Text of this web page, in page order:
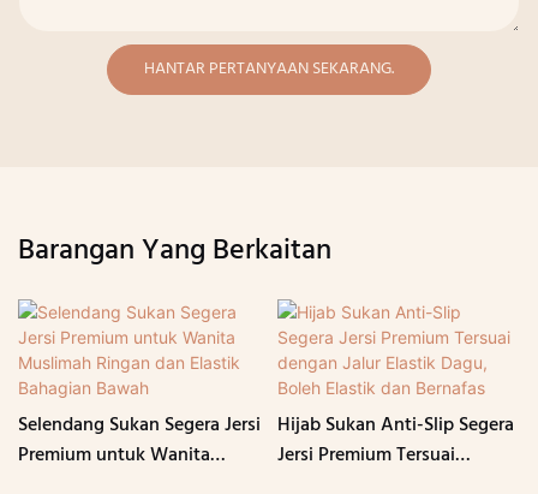
HANTAR PERTANYAAN SEKARANG.
Barangan Yang Berkaitan
Selendang Sukan Segera Jersi
Premium untuk Wanita
Hijab Sukan Anti-Slip Segera
Jersi Premium Tersuai